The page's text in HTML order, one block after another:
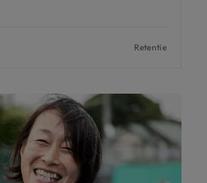
Retentie